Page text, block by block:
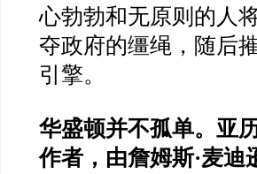
心勃勃和无原则的人
夺政府的缰绳，随后
引擎。
华盛顿并不孤单。亚
作者，由詹姆斯·麦